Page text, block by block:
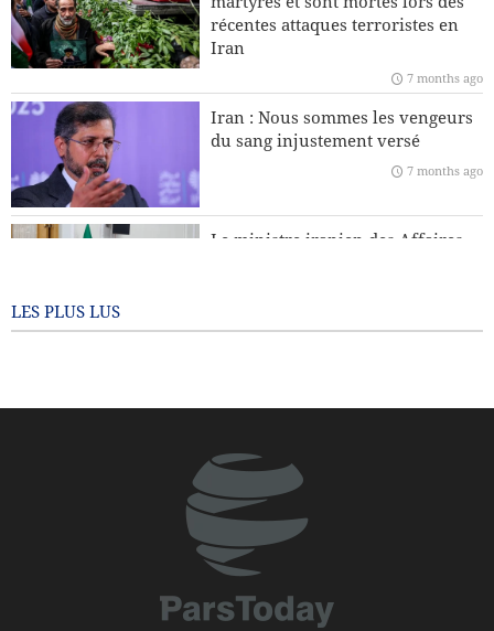
Leader : La récente sédition était américaine et le président
américain en est le principal coupable
L’Europe fera-t-elle appel à l’Iran et au Yémen pour
protéger le Groenland face aux États-Unis ?
Téhéran dénonce les accusations de l’Argentine contre le
CGRI
récentes attaques terroristes en
Iran
7 months ago
Iran : Nous sommes les vengeurs
du sang injustement versé
7 months ago
Le ministre iranien des Affaires
LES PLUS LUS